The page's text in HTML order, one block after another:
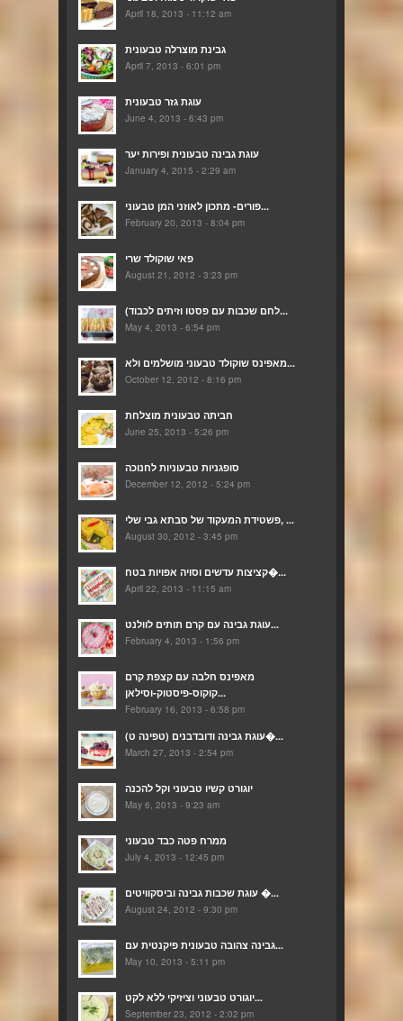
April 18, 2013 - 11:12 am
גבינת מוצרלה טבעונית
April 7, 2013 - 6:01 pm
עוגת גזר טבעונית
June 4, 2013 - 6:43 pm
עוגת גבינה טבעונית ופירות יער
January 4, 2015 - 2:29 am
פורים- מתכון לאוזני המן טבעוני...
February 20, 2013 - 8:04 pm
פאי שוקולד שרי
August 21, 2012 - 3:23 pm
(לחם שכבות עם פסטו וזיתים לכבוד...
May 4, 2013 - 6:54 pm
מאפינס שוקולד טבעוני מושלמים ולא...
October 12, 2012 - 8:16 pm
חביתה טבעונית מוצלחת
June 25, 2013 - 5:26 pm
סופגניות טבעוניות לחנוכה
December 12, 2012 - 5:24 pm
פשטידת המעקוד של סבתא גבי שלי, ...
August 30, 2012 - 3:45 pm
קציצות עדשים וסויה אפויות בטח�...
April 22, 2013 - 11:15 am
עוגת גבינה עם קרם תותים לוולנט...
February 4, 2013 - 1:56 pm
מאפינס חלבה עם קצפת קרם
קוקוס-פיסטוק-וסילאן...
February 16, 2013 - 6:58 pm
(עוגת גבינה ודובדבנים (טפינה ט�...
March 27, 2013 - 2:54 pm
יוגורט קשיו טבעוני וקל להכנה
May 6, 2013 - 9:23 am
ממרח פטה כבד טבעוני
July 4, 2013 - 12:45 pm
עוגת שכבות גבינה וביסקוויטים �...
August 24, 2012 - 9:30 pm
גבינה צהובה טבעונית פיקנטית עם...
May 10, 2013 - 5:11 pm
יוגורט טבעוני וציזיקי ללא לקט...
September 23, 2012 - 2:02 pm